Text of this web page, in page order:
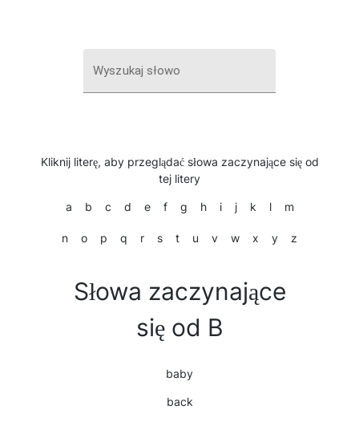
Wyszukaj słowo
Kliknij literę, aby przeglądać słowa zaczynające się od
tej litery
a b c d e f g h i j k l m
n o p q r s t u v w x y z
Słowa zaczynające
się od B
baby
back